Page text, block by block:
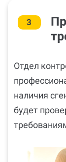
3
Отдел
наличия
будет